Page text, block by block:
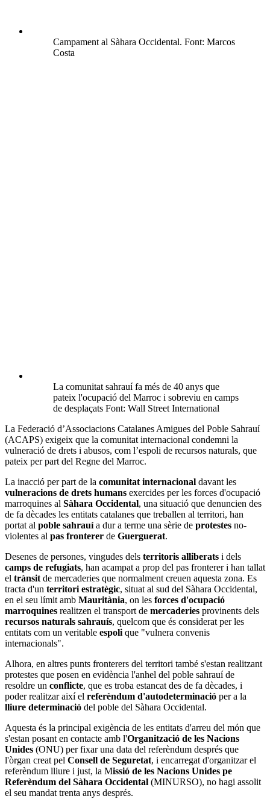
Campament al Sàhara Occidental. Font: Marcos
Costa
La comunitat sahrauí fa més de 40 anys que
pateix l'ocupació del Marroc i sobreviu en camps
de desplaçats Font: Wall Street International
La Federació d’Associacions Catalanes Amigues del Poble Sahrauí
(ACAPS) exigeix que la comunitat internacional condemni la
vulneració de drets i abusos, com l’espoli de recursos naturals, que
pateix per part del Regne del Marroc.
La inacció per part de la comunitat internacional davant les
vulneracions de drets humans exercides per les forces d'ocupació
marroquines al Sàhara Occidental, una situació que denuncien des
de fa dècades les entitats catalanes que treballen al territori, han
portat al poble sahrauía dur a terme una sèrie de protestes no-
violentes al pas fronterer de Guerguerat.
Desenes de persones, vingudes dels territoris alliberats i dels
camps de refugiats, han acampat a prop del pas fronterer i han tallat
el trànsitde mercaderies que normalment creuen aquesta zona. Es
tracta d'un territori estratègic, situat al sud del Sàhara Occidental,
en el seu límit amb Mauritània, on les forces d'ocupació
marroquines realitzen el transport de mercaderies provinents dels
recursos naturals sahrauís, quelcom que és considerat per les
entitats com un veritable espolique "vulnera convenis
internacionals".
Alhora, en altres punts fronterers del territori també s'estan realitzant
protestes que posen en evidència l'anhel del poble sahrauí de
resoldre un conflicte, que es troba estancat des de fa dècades, i
poder realitzar així el referèndum d'autodeterminació per a la
lliure determinació del poble del Sàhara Occidental.
Aquesta és la principal exigència de les entitats d'arreu del món que
s'estan posant en contacte amb l'Organització de les Nacions
Unides (ONU) per fixar una data del referèndum després que
l'òrgan creat pel Consell de Seguretat, i encarregat d'organitzar el
referèndum lliure i just, la Missió de les Nacions Unides pe
Referèndum del Sàhara Occidental (MINURSO), no hagi assolit
el seu mandat trenta anys després.